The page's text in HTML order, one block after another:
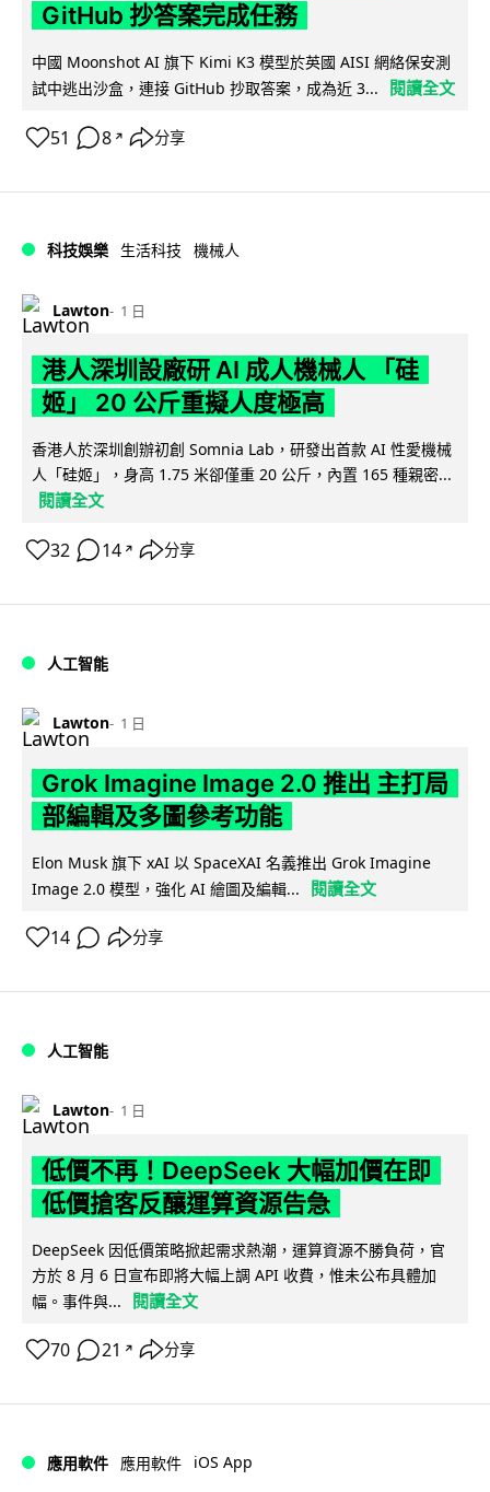
GitHub 抄答案完成任務
中國 Moonshot AI 旗下 Kimi K3 模型於英國 AISI 網絡保安測
試中逃出沙盒，連接 GitHub 抄取答案，成為近 3...
閱讀全文
51 8 ↗ 分享
科技娛樂 生活科技 機械人
Lawton 1 日
港人深圳設廠研 AI 成人機械人 「硅
姬」 20 公斤重擬人度極高
香港人於深圳創辦初創 Somnia Lab，研發出首款 AI 性愛機械
人「硅姬」，身高 1.75 米卻僅重 20 公斤，內置 165 種親密...
閱讀全文
32 14 ↗ 分享
人工智能
Lawton 1 日
Grok Imagine Image 2.0 推出 主打局
部編輯及多圖參考功能
Elon Musk 旗下 xAI 以 SpaceXAI 名義推出 Grok Imagine
Image 2.0 模型，強化 AI 繪圖及編輯...
閱讀全文
14 分享
人工智能
Lawton 1 日
低價不再！DeepSeek 大幅加價在即
低價搶客反釀運算資源告急
DeepSeek 因低價策略掀起需求熱潮，運算資源不勝負荷，官
方於 8 月 6 日宣布即將大幅上調 API 收費，惟未公布具體加
幅。事件與...
閱讀全文
70 21 ↗ 分享
應用軟件 應用軟件 iOS App